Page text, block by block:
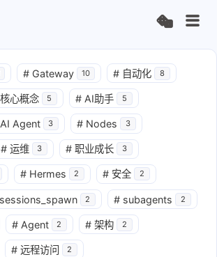
# Gateway 10 # 自动化 8
核心概念 5 # AI助手 5
AI Agent 3 # Nodes 3
# 运维 3 # 职业成长 3
# Hermes 2 # 安全 2
sessions_spawn 2 # subagents 2
# Agent 2 # 架构 2
# 远程访问 2